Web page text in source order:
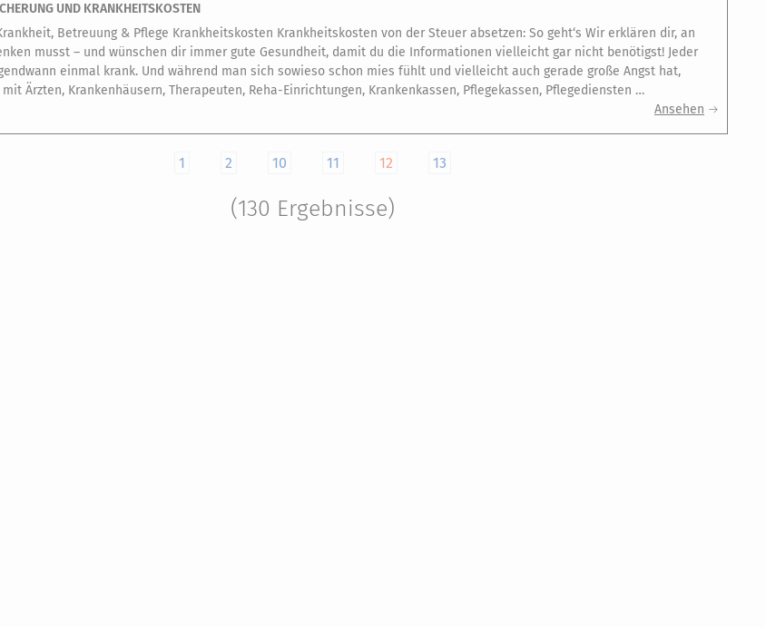
UND KRANKHEITSKOSTEN
Betreuung & Pflege Krankheitskosten Krankheitskosten von der Steuer absetzen: So geht‘s Wir erklären dir, an
musst – und wünschen dir immer gute Gesundheit, damit du die Informationen vielleicht gar nicht benötigst! Jeder
einmal krank. Und während man sich sowieso schon mies fühlt und vielleicht auch gerade große Angst hat,
Ärzten, Krankenhäusern, Therapeuten, Reha-Einrichtungen, Krankenkassen, Pflegekassen, Pflegediensten …
Ansehen
1 2 10 11 12 13
(130 Ergebnisse)